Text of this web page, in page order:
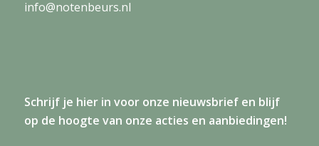
info@notenbeurs.nl
Schrijf je hierin voor onze nieuwsbrief en blijf
op de hoogte van onze acties en aanbiedingen!